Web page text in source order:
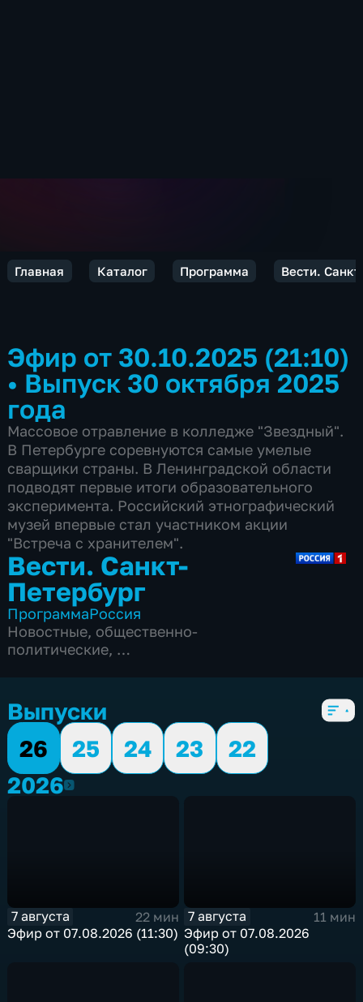
Главная Каталог Программа Вести.
Эфир от 30.10.2025 (21:10)
• Выпуск 30 октября 2025
года
Массовое отравление в колледже "Звездный".
В Петербурге соревнуются самые умелые
сварщики страны. В Ленинградской области
подводят первые итоги образовательного
эксперимента. Российский этнографический
музей впервые стал участником акции
"Встреча с хранителем".
Вести. Санкт-
Петербург
ПрограммаРоссия
Новостные, общественно-
политические,
Выпуски
26
25 24 23
22
20262026
7 августа
22 мин
Эфир от 07.08.2026 (11:30)
7 августа
11 мин
Эфир от 07.08.2026
(09:30)